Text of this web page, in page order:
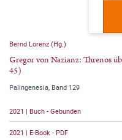
Bernd Lorenz (Hg.)
Gregor von Nazianz: Threnos
45)
Palingenesia, Band 129
2021 | Buch - Gebunden
2021 | E-Book - PDF